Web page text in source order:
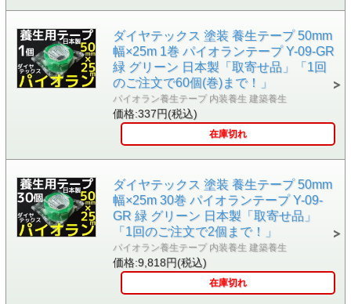
ダイヤテックス 塗装 養生テープ 50mm
幅×25m 1巻 パイオランテープ Y-09-GR
緑 グリーン 日本製「取寄せ品」「1回
のご注文で60個(巻)まで！」
パイオラン養生テープ 内装養生 建築養生
価格:337円(税込)
在庫切れ
ダイヤテックス 塗装 養生テープ 50mm
幅×25m 30巻 パイオランテープ Y-09-
GR 緑 グリーン 日本製「取寄せ品」
「1回のご注文で2個まで！」
パイオラン養生テープ 内装養生 建築養生
価格:9,818円(税込)
在庫切れ